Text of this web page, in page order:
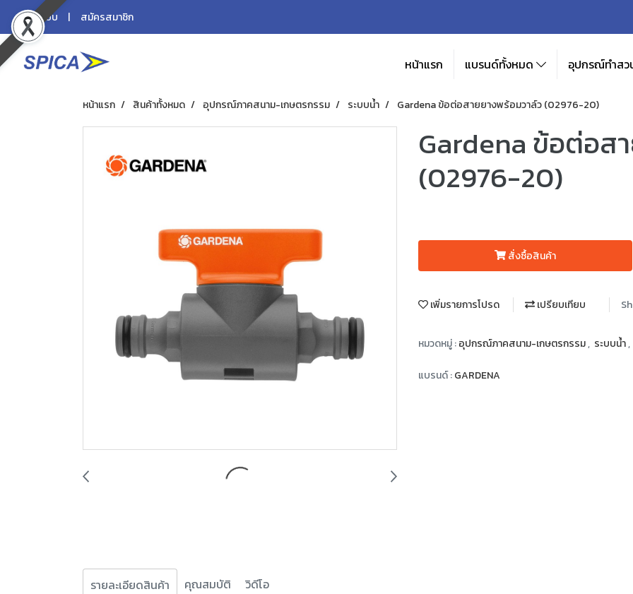
เข้าสู่ระบบ สมัครสมาชิก
หน้าแรก แบรนด์ทั้งหมด อุปกรณ์ทำสว
หน้าแรก สินค้าทั้งหมด อุปกรณ์ภาคสนาม-เกษตรกรรม ระบบน้ำ Gardena ข้อต่อสายยางพร้อมวาล์ว (02976-20)
Gardena ข้อต่อส
(02976-20)
สั่งซื้อสินค้า
เพิ่มรายการโปรด เปรียบเทียบ
หมวดหมู่ :อุปกรณ์ภาคสนาม-เกษตรกรรม, ระบบน้ำ,
แบรนด์ :GARDENA
รายละเอียดสินค้า คุณสมบัติ วิดีโอ